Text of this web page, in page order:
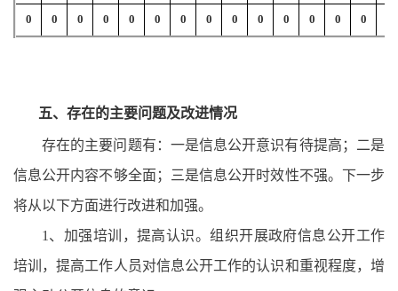
0 0 0 0 0 0 0 0 0 0 0 0 0 0
五、 存在的主要问题及改进情况
存在的主要问题有：一是信息公开意识有待提高；二是
信息公开内容不够全面；三是信息公开时效性不强。下一步
将从以下方面进行改进和加强。
1、 加强培训，提高认识。组织开展政府信息公开工作
培训，提高工作人员对信息公开工作的认识和重视程度，增